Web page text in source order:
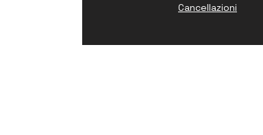
Cancellazioni